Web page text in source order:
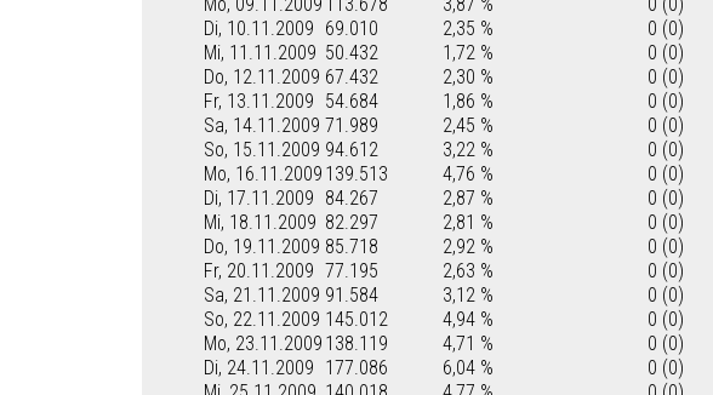
Di, 10.11.2009 69.010 2,35 % 0 (0)
Mi, 11.11.2009 50.432 1,72 % 0 (0)
Do, 12.11.2009 67.432 2,30 % 0 (0)
Fr, 13.11.2009 54.684 1,86 % 0 (0)
Sa, 14.11.2009 71.989 2,45 % 0 (0)
So, 15.11.2009 94.612 3,22 % 0 (0)
Mo, 16.11.2009 139.513 4,76 % 0 (0)
Di, 17.11.2009 84.267 2,87 % 0 (0)
Mi, 18.11.2009 82.297 2,81 % 0 (0)
Do, 19.11.2009 85.718 2,92 % 0 (0)
Fr, 20.11.2009 77.195 2,63 % 0 (0)
Sa, 21.11.2009 91.584 3,12 % 0 (0)
So, 22.11.2009 145.012 4,94 % 0 (0)
Mo, 23.11.2009 138.119 4,71 % 0 (0)
Di, 24.11.2009 177.086 6,04 % 0 (0)